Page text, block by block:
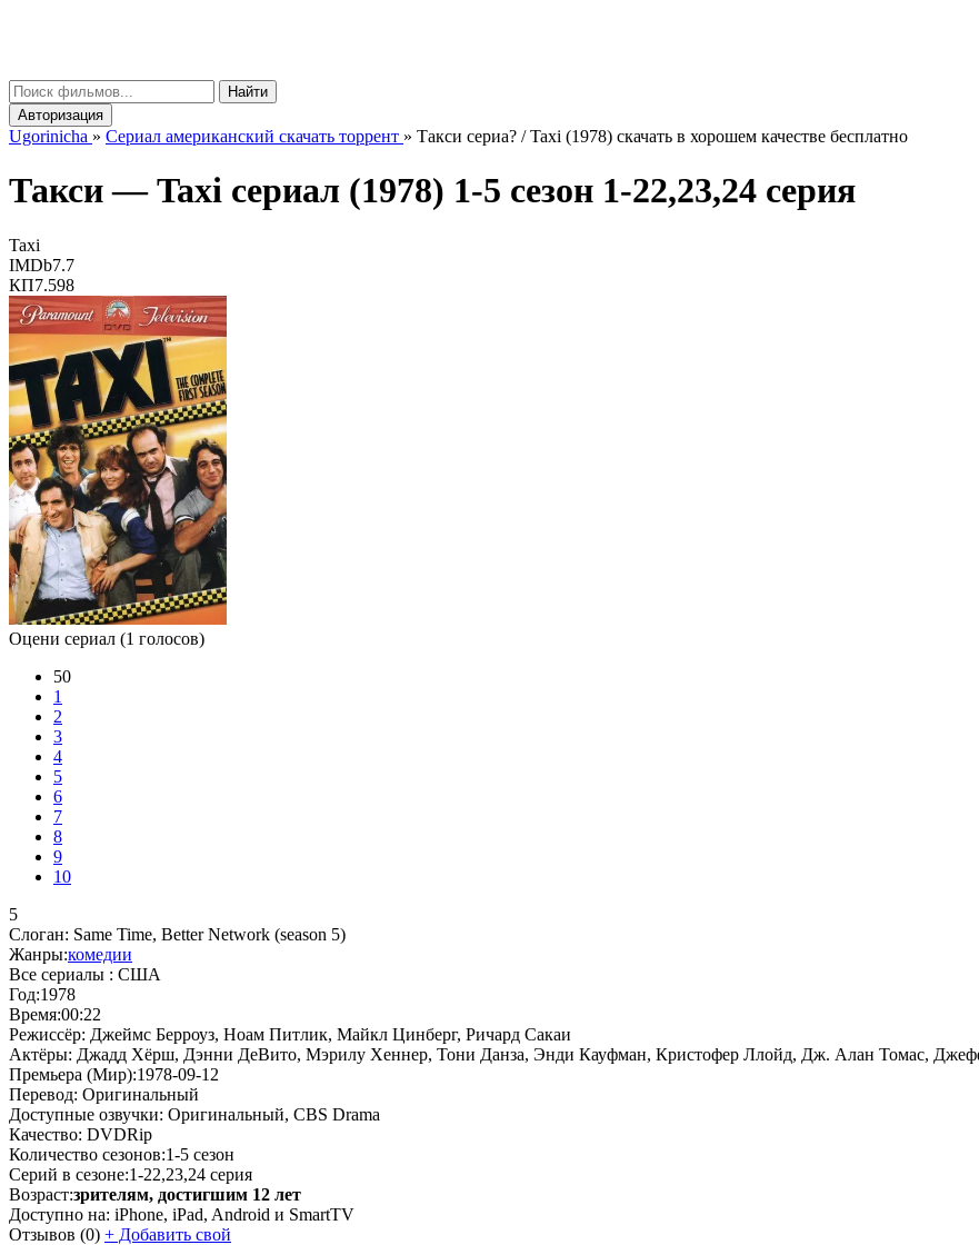
Найти
Авторизация
Ugorinicha » Сериал американский скачать торрент » Такси сериа? / Taxi (1978) скачать в хорошем качестве бесплатно
Такси —Taxi сериал (1978) 1-5 сезон 1-22,23,24 серия
Taxi
IMDb7.7
КП7.598
Оцени сериал (1 голосов)
50
1
2
3
4
5
6
7
8
9
10
5
Слоган: Same Time, Better Network (season 5)
Жанры:комедии
Все сериалы : США
Год:1978
Время:00:22
Режиссёр: Джеймс Берроуз, Ноам Питлик, Майкл Цинберг, Ричард Сакаи
Актёры: Джадд Хёрш, Дэнни ДеВито, Мэрилу Хеннер, Тони Данза, Энди Кауфман, Кристофер Ллойд, Дж. Алан Томас,
Премьера (Мир):1978-09-12
Перевод: Оригинальный
Доступные озвучки: Оригинальный, CBS Drama
Качество: DVDRip
Количество сезонов:1-5 сезон
Серий в сезоне:1-22,23,24 серия
Возраст:зрителям, достигшим 12 лет
Доступно на: iPhone, iPad, Android и SmartTV
Отзывов (0) + Добавить свой